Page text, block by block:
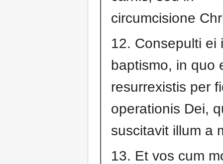
circumcisione
12. Consepulti ei
baptismo, in quo
resurrexistis per
operationis Dei,
suscitavit illum a
13. Et vos cum